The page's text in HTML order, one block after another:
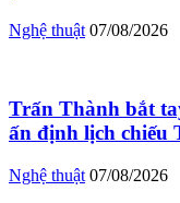
Nghệ thuật 07/08/2026
Trấn Thành bắt
ấn định lịch chiếu
Nghệ thuật 07/08/2026